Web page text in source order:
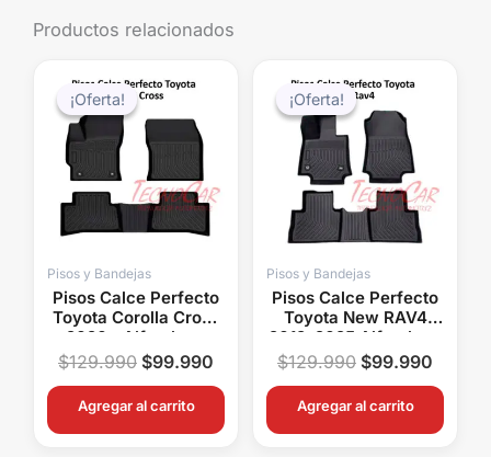
Productos relacionados
¡Oferta!
¡Oferta!
Pisos y Bandejas
Pisos Calce Perfecto
Toyota Corolla Cross
2020+ Alfombras
OEM a Medida
$129.990
precio
original
era:
$129.990.
$99.990
Agregar al carrito
¡Oferta!
¡Oferta!
Pisos y Bandejas
Pisos Calce Perfecto
Toyota New RAV4
2019-2025 Alfombras
OEM a Medida
$129.990
precio
original
era:
$129.990.
$99.990
Agregar al carrito